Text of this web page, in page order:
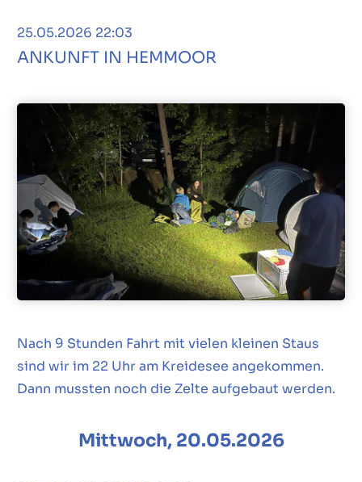
25.05.2026 22:03
ANKUNFT IN HEMMOOR
Nach 9 Stunden Fahrt mit vielen kleinen Staus
sind wir im 22 Uhr am Kreidesee angekommen.
Dann mussten noch die Zelte aufgebaut werden.
Mittwoch, 20.05.2026